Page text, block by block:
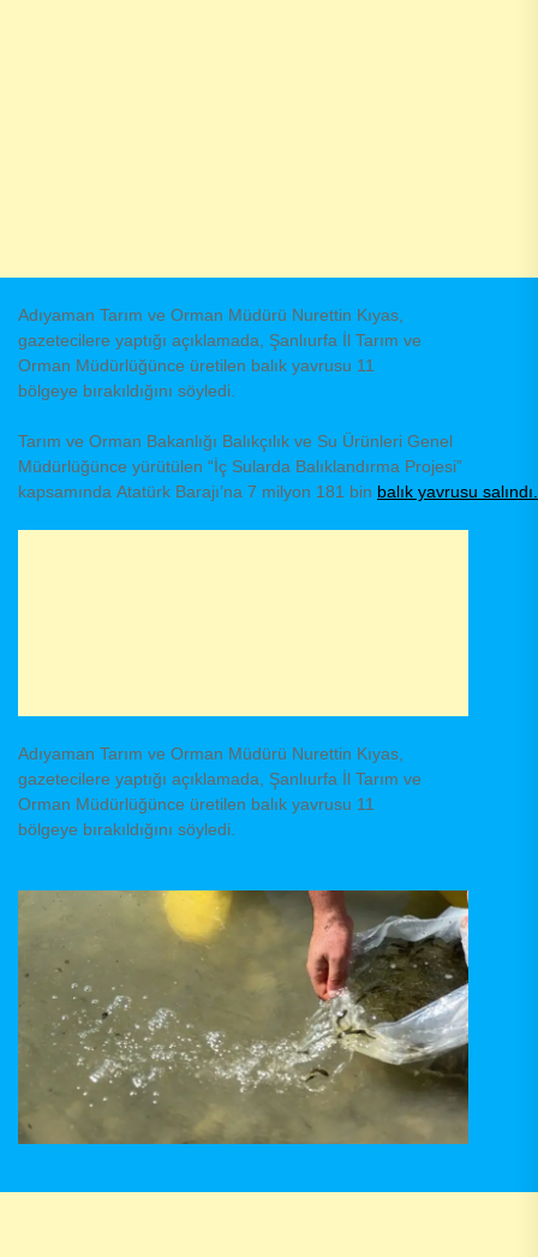
Adıyaman Tarım ve Orman Müdürü Nurettin Kıyas,
gazetecilere yaptığı açıklamada, Şanlıurfa İl Tarım ve
Orman Müdürlüğünce üretilen balık yavrusu 11
bölgeye bırakıldığını söyledi.
Tarım ve Orman Bakanlığı Balıkçılık ve Su Ürünleri Genel
Müdürlüğünce yürütülen “İç Sularda Balıklandırma Projesi”
kapsamında Atatürk Barajı’na 7 milyon 181 bin balık yavrusu salındı.
Adıyaman Tarım ve Orman Müdürü Nurettin Kıyas,
gazetecilere yaptığı açıklamada, Şanlıurfa İl Tarım ve
Orman Müdürlüğünce üretilen balık yavrusu 11
bölgeye bırakıldığını söyledi.